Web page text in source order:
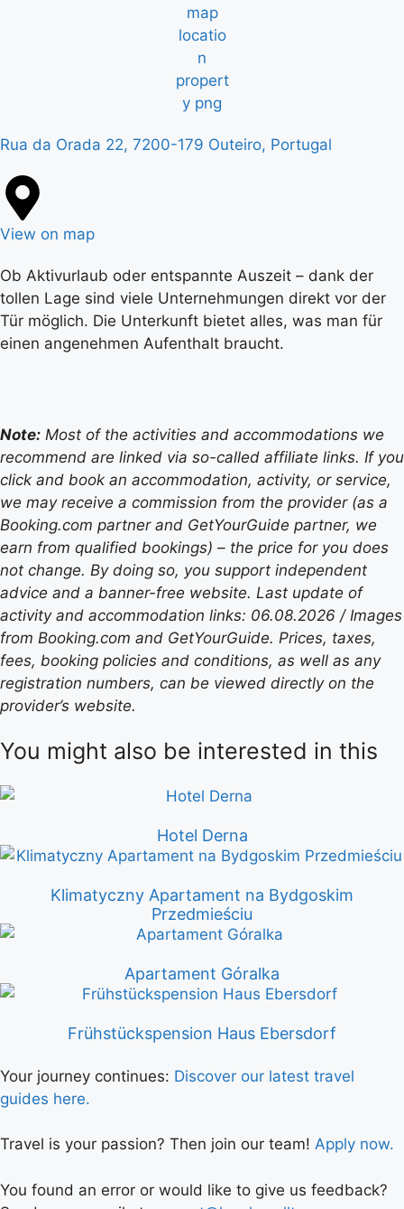
Rua da Orada 22, 7200-179 Outeiro, Portugal
View on map
Ob Aktivurlaub oder entspannte Auszeit – dank der
tollen Lage sind viele Unternehmungen direkt vor der
Tür möglich. Die Unterkunft bietet alles, was man für
einen angenehmen Aufenthalt braucht.
Note: Most of the activities and accommodations we
recommend are linked via so-called affiliate links. If you
click and book an accommodation, activity, or service,
we may receive a commission from the provider (as a
Booking.com partner and GetYourGuide partner, we
earn from qualified bookings) – the price for you does
not change. By doing so, you support independent
advice and a banner-free website. Last update of
activity and accommodation links: 06.08.2026 / Images
from Booking.com and GetYourGuide. Prices, taxes,
fees, booking policies and conditions, as well as any
registration numbers, can be viewed directly on the
provider’s website.
You might also be interested in this
Hotel Derna
Klimatyczny Apartament na Bydgoskim
Przedmieściu
Apartament Góralka
Frühstückspension Haus Ebersdorf
Your journey continues: Discover our latest travel
guides here.
Travel is your passion? Then join our team! Apply now.
You found an error or would like to give us feedback?